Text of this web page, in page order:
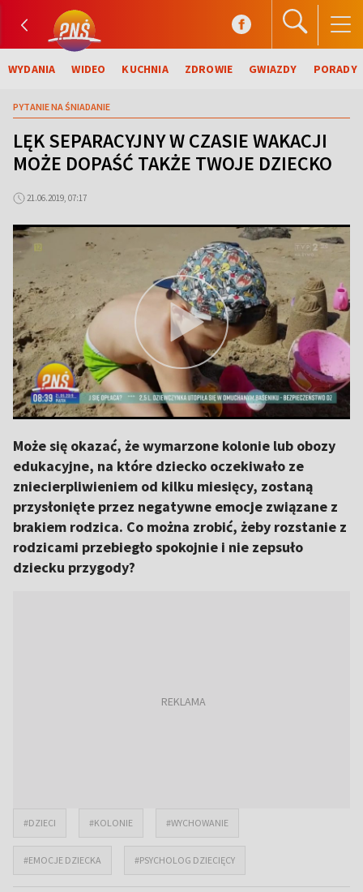
WYDANIA WIDEO KUCHNIA ZDROWIE GWIAZDY PORADY
PYTANIE NA ŚNIADANIE
LĘK SEPARACYJNY W CZASIE WAKACJI
MOŻE DOPAŚĆ TAKŻE TWOJE DZIECKO
21.06.2019, 07:17
Może się okazać, że wymarzone kolonie lub obozy
edukacyjne, na które dziecko oczekiwało ze
zniecierpliwieniem od kilku miesięcy, zostaną
przysłonięte przez negatywne emocje związane z
brakiem rodzica. Co można zrobić, żeby rozstanie z
rodzicami przebiegło spokojnie i nie zepsuło
dziecku przygody?
#DZIECI #KOLONIE #WYCHOWANIE
#EMOCJE DZIECKA #PSYCHOLOG DZIECIĘCY